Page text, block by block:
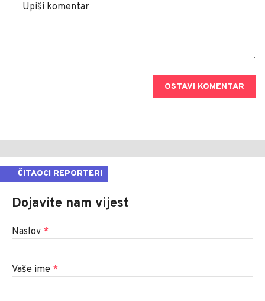
OSTAVI KOMENTAR
ČITAOCI REPORTERI
Dojavite nam vijest
Naslov *
Vaše ime *